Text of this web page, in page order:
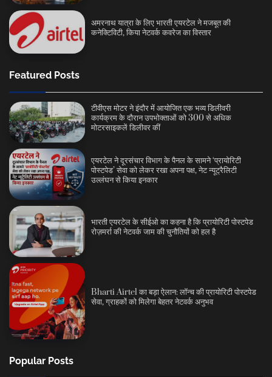
अमरनाथ यात्रा के लिए भारती एयरटेल ने मजबूत की
कनेक्टिविटी, किया नेटवर्क कवरेज का विस्तार
Featured Posts
टीवीएस मोटर ने इंदौर में आयोजित एक भव्य डिलीवरी
कार्यक्रम के दौरान उपभोक्ताओं को 300 से अधिक
मोटरसाइकलें डिलीवर कीं
एयरटेल ने दूरसंचार विभाग के पैनल के सामने ‘प्रायोरिटी
पोस्टपेड’ सेवा को लेकर रखा अपना पक्ष, नेट न्यूट्रैलिटी
उल्लंघन से किया इनकार
भारती एयरटेल के सीईओ का कहना है कि प्रायोरिटी पोस्टपेड
रोज़मर्रा की नेटवर्क जाम की चुनौतियों को हल है
Bharti Airtel का बड़ा ऐलान: लॉन्च की प्रायोरिटी पोस्टपेड
सेवा, ग्राहकों को मिलेगा बेहतर नेटवर्क अनुभव
Popular Posts